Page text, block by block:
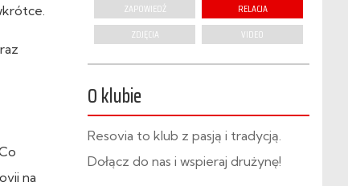
na
ZAPOWIEDŹ
RELACJA
ZDJĘCIA
VIDEO
O klubie
Resovia to klub z pasją i tradycją.
Dołącz do nas i wspieraj drużynę!